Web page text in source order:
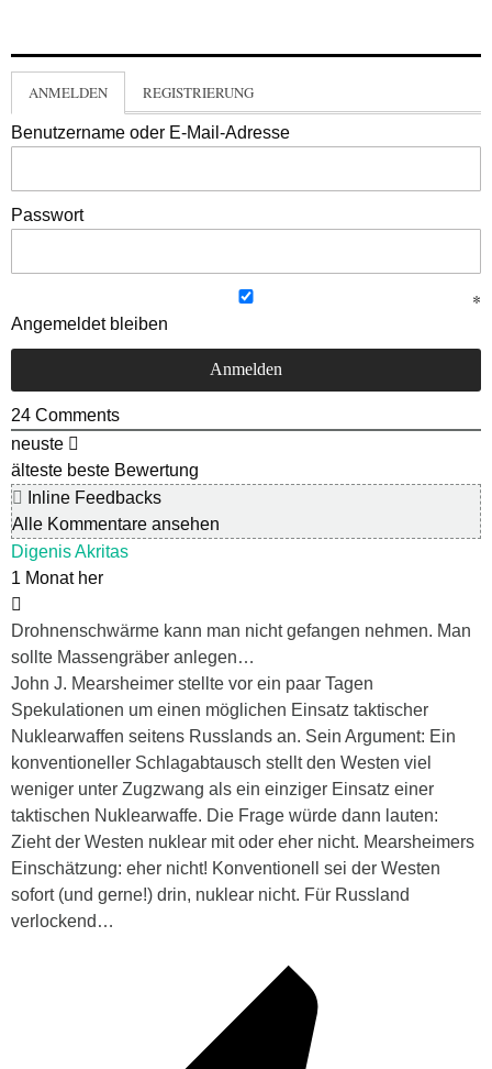
ANMELDEN REGISTRIERUNG
Benutzername oder E-Mail-Adresse
Passwort
Angemeldet bleiben
24 Comments
neuste
älteste beste Bewertung
Inline Feedbacks
Alle Kommentare ansehen
Digenis Akritas
1 Monat her
Drohnenschwärme kann man nicht gefangen nehmen. Man
sollte Massengräber anlegen…
John J. Mearsheimer stellte vor ein paar Tagen
Spekulationen um einen möglichen Einsatz taktischer
Nuklearwaffen seitens Russlands an. Sein Argument: Ein
konventioneller Schlagabtausch stellt den Westen viel
weniger unter Zugzwang als ein einziger Einsatz einer
taktischen Nuklearwaffe. Die Frage würde dann lauten:
Zieht der Westen nuklear mit oder eher nicht. Mearsheimers
Einschätzung: eher nicht! Konventionell sei der Westen
sofort (und gerne!) drin, nuklear nicht. Für Russland
verlockend…